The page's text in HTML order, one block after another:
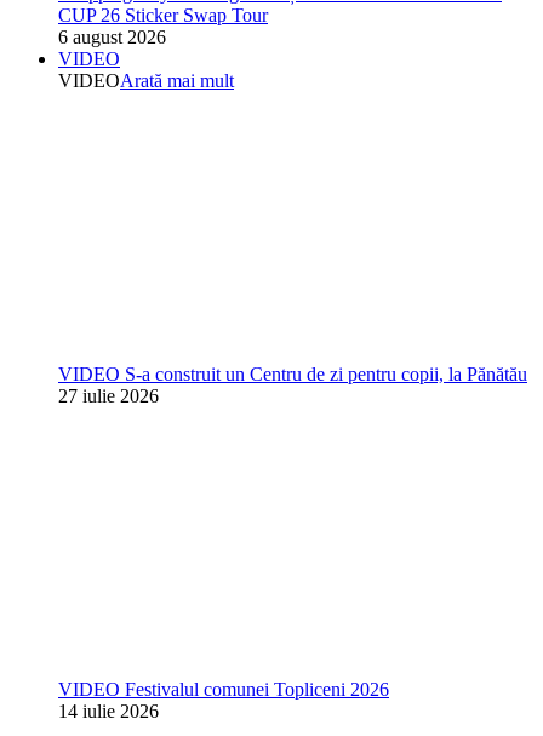
CUP 26 Sticker Swap Tour
6 august 2026
VIDEO
VIDEOArată mai mult
VIDEO S-a construit un Centru de zi pentru copii, la Pănătău
27 iulie 2026
VIDEO Festivalul comunei Topliceni 2026
14 iulie 2026